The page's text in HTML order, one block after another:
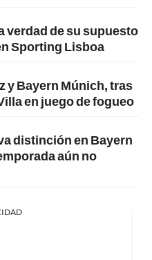
verdad de su supuesto
Sporting Lisboa
y Bayern Múnich, tras
en juego de fogueo
distinción en Bayern
aún no